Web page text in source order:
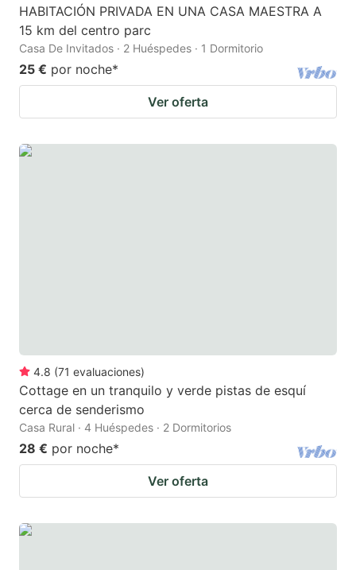
HABITACIÓN PRIVADA EN UNA CASA MAESTRA A
15 km del centro parc
Casa De Invitados · 2 Huéspedes · 1 Dormitorio
25 € por noche*
Ver oferta
4.8 (71 evaluaciones)
Cottage en un tranquilo y verde pistas de esquí
cerca de senderismo
Casa Rural · 4 Huéspedes · 2 Dormitorios
28 € por noche*
Ver oferta